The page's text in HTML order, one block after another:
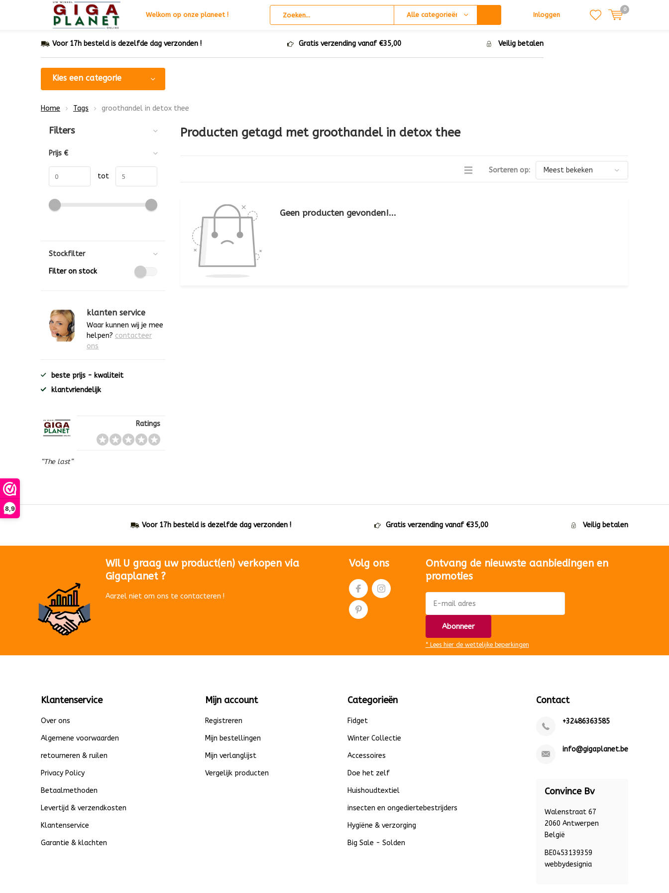
8,9
Welkom op onze planeet ! Alle categorieën Inloggen
0
Voor 17h besteld is dezelfde dag verzonden ! Gratis verzending vanaf €35,00 Veilig betalen
Kies een categorie
Home Tags groothandel in detox thee
Producten getagd met groothandel in detox thee
Sorteren op:
Geen producten gevonden!...
Sorteren op:
Filters
Prijs €
tot
Stockfilter
Filter on stock
klanten service
Waar kunnen wij je mee
helpen? contacteer
ons
beste prijs - kwaliteit
klantvriendelijk
Ratings
“The last”
Voor 17h besteld is dezelfde dag verzonden ! Gratis verzending vanaf €35,00 Veilig betalen
Wil U graag uw product(en) verkopen via
Gigaplanet ?
Aarzel niet om ons te contacteren !
Volg ons
Ontvang de nieuwste aanbiedingen en
promoties
Abonneer
* Lees hier de wettelijke beperkingen
Klantenservice
Over ons
Algemene voorwaarden
retourneren & ruilen
Privacy Policy
Betaalmethoden
Levertijd & verzendkosten
Klantenservice
Garantie & klachten
Mijn account
Registreren
Mijn bestellingen
Mijn verlanglijst
Vergelijk producten
Categorieën
Fidget
Winter Collectie
Accessoires
Doe het zelf
Huishoudtextiel
insecten en ongediertebestrijders
Hygiëne & verzorging
Big Sale - Solden
Contact
+32486363585
info@gigaplanet.be
Convince Bv
Walenstraat 67
2060 Antwerpen
België
BE0453139359
webbydesignia